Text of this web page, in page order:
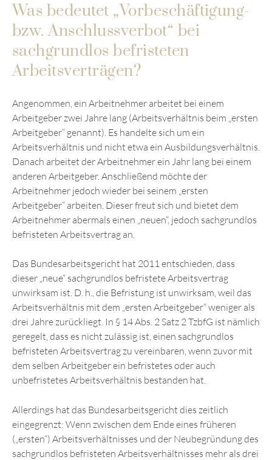
Was bedeutet „Vorbeschäftigung-
bzw. Anschlussverbot“ bei
sachgrundlos befristeten
Arbeitsverträgen?
Angenommen, ein Arbeitnehmer arbeitet bei einem
Arbeitgeber zwei Jahre lang (Arbeitsverhältnis beim „ersten
Arbeitgeber“ genannt). Es handelte sich um ein
Arbeitsverhältnis und nicht etwa ein Ausbildungsverhältnis.
Danach arbeitet der Arbeitnehmer ein Jahr lang bei einem
anderen Arbeitgeber. Anschließend möchte der
Arbeitnehmer jedoch wieder bei seinem „ersten
Arbeitgeber“ arbeiten. Dieser freut sich und bietet dem
Arbeitnehmer abermals einen „neuen“, jedoch sachgrundlos
befristeten Arbeitsvertrag an.
Das Bundesarbeitsgericht hat 2011 entschieden, dass
dieser „neue“ sachgrundlos befristete Arbeitsvertrag
unwirksam ist. D. h., die Befristung ist unwirksam, weil das
Arbeitsverhältnis mit dem „ersten Arbeitgeber“ weniger als
drei Jahre zurückliegt. In § 14 Abs. 2 Satz 2 TzbfG ist nämlich
geregelt, dass es nicht zulässig ist, einen sachgrundlos
befristeten Arbeitsvertrag zu vereinbaren, wenn zuvor mit
dem selben Arbeitgeber ein befristetes oder auch
unbefristetes Arbeitsverhältnis bestanden hat.
Allerdings hat das Bundesarbeitsgericht dies zeitlich
eingegrenzt: Wenn zwischen dem Ende eines früheren
(„ersten“) Arbeitsverhältnisses und der Neubegründung des
sachgrundlos befristeten Arbeitsverhältnisses mehr als drei